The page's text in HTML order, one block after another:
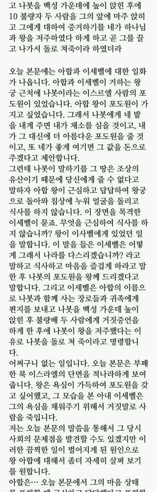
고 나봇을 백성 가운데에 높이 앉힌 후에
10 불량자 두 사람을 그의 앞에 마주 앉히
고 그에게 대하여 증거하기를 네가 하나님
과 왕을 저주하였다 하게 하고 곧 그를 끌
고 나가서 돌로 쳐죽이라 하였더라
오늘 본문에는 아합과 이세벨에 대한 일화
가 나옵니다. 아합과 이세벨이 거하는 왕
궁 근처에 나봇이라는 이스르엘 사람의 포
도원이 있었습니다. 아합 왕이 포도원이 가
지고 싶었습니다. 그래서 나봇에게 네 밭
을 내게 주면 내가 채소를 심을 것이고, 내
가 그 대신에 더 아름다운 포도원을 줄 것
이고, 또 네가 좋게 여기면 그 값을 돈으로
주겠다고 제안합니다.
그런데 나봇이 말하기를 그 땅은 조상의
유산이기 때문에 당신에게 줄 수 없다고
말하자 아합 왕이 근심하고 답답하여 왕궁
으로 돌아와 침상에 누워 얼굴을 돌리고
식사를 하지 않습니다. 이 장면을 목격한
이세벨이 묻죠. 무엇을 근심하여 식사를 하
지 않습니까? 왕이 이사벨에게 있었던 일
을 말합니다. 이 말을 들은 이세벨은 어떻
게 그래서 나라를 다스리겠습니까? 라고
말하고 식사하고 마음을 즐겁게 하라고 말
한 후 나봇의 포도원을 왕께 드리겠다고
말합니다. 그리고 이세벨은 아합의 이름으
로 나봇과 함께 사는 장로들과 귀족에게
편지를 보내고 나봇을 백성 가운데 높이
앉힌 후 불량배 두 사람에게 거짓증언을
하게 한 후에 나봇이 왕을 저주했다는 이
유로 나봇을 돌로 쳐 죽이라고 명령합니
다.
어쩌구니 없는 일입니다. 오늘 본문은 부패
한 북 이스라엘의 단면을 적나라하게 보여
줍니다. 왕은 욕심이 가득하여 포도원을 갖
고 싶어했고, 그 모습을 본 아내 이세벨은
그의 욕심을 채워주기 위해서 거짓말로 사
람을 죽입니다.
저는 오늘 본문의 말씀을 통해서 그 당시
사회의 문제점을 발견할 수도 있겠지만 이
러한 끔찍한 일이 벌어지게 된 원인으로
왕 아합에 대해서 좀더 자세히 살펴 보기
를 원합니다.
아합은… 오늘 본문에서 그의 마음 상태